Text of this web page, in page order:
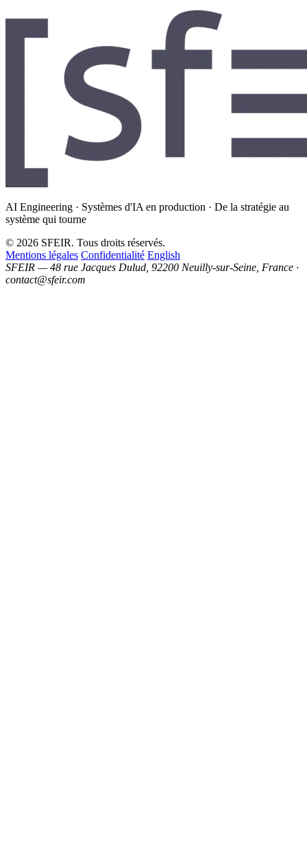
AI Engineering · Systèmes d'IA en production · De la stratégie au
système qui tourne
© 2026 SFEIR. Tous droits réservés.
Mentions légales Confidentialité English
SFEIR — 48 rue Jacques Dulud, 92200 Neuilly-sur-Seine, France ·
contact@sfeir.com